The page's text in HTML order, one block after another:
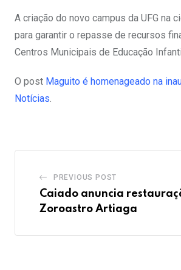
A criação do novo campus da UFG na
para garantir o repasse de recursos
Centros Municipais de Educação
O post Maguito é homenageado na
Notícias.
PREVIOUS POST
Caiado anuncia
Zoroastro Artiaga